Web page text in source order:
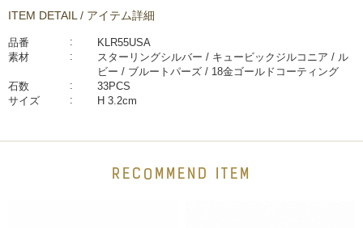
ITEM DETAIL / アイテム詳細
品番
KLR55USA
素材
スターリングシルバー / キュービックジルコニア / ル
ビー / ブルートパーズ / 18金ゴールドコーティング
石数
33PCS
サイズ
H 3.2cm
RECOMMEND ITEM